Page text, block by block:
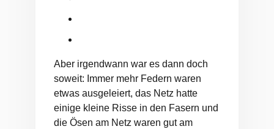
Aber irgendwann war es dann doch
soweit: Immer mehr Federn waren
etwas ausgeleiert, das Netz hatte
einige kleine Risse in den Fasern und
die Ösen am Netz waren gut am